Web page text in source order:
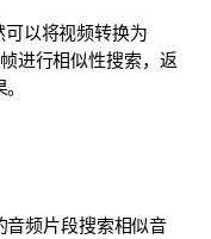
以将视频转换为
进行相似性搜索，返
音频片段搜索相似音